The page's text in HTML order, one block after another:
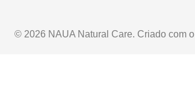
© 2026 NAUA Natural Care. Criado com o